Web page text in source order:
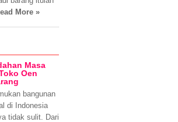
More »
Masa
Oen
bangunan
di Indonesia
tidak sulit. Dari